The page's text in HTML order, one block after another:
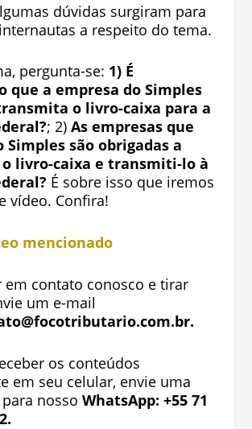
dúvidas surgiram para
a respeito do tema.
pergunta-se: 1) É
que a empresa do Simples
o livro-caixa para a
; 2)As empresas que
Simples são obrigadas a
livro-caixa e transmiti-lo à
É sobre isso que iremos
vídeo. Confira!
mencionado
em contato conosco e tirar
um e-mail
.
os conteúdos
em seu celular, envie uma
nosso WhatsApp: +55 71